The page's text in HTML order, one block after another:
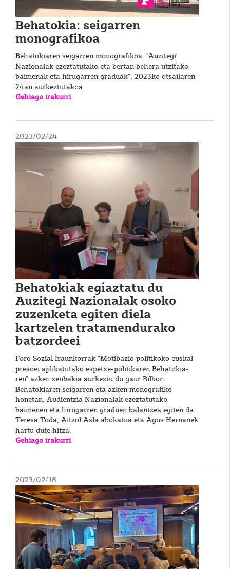
Behatokia: seigarren
monografikoa
Behatokiaren seigarren monografikoa: "Auzitegi
Nazionalak ezeztatutako eta bertan behera utzitako
baimenak eta hirugarren graduak", 2023ko otsailaren
24an aurkeztutakoa.
Gehiago irakurri
2023/02/24
Behatokiak egiaztatu du
Auzitegi Nazionalak osoko
zuzenketa egiten diela
kartzelen tratamendurako
batzordeei
Foro Sozial Iraunkorrak “Motibazio politikoko euskal
presoei aplikatutako espetxe-politikaren Behatokia-
ren” azken zenbakia aurkeztu du gaur Bilbon.
Behatokiaren seigarren eta azken monografiko
honetan, Audientzia Nazionalak ezeztatutako
baimenen eta hirugarren graduen balantzea egiten da.
Teresa Toda, Aitzol Asla abokatua eta Agus Hernanek
hartu dute hitza,
Gehiago irakurri
2023/02/18